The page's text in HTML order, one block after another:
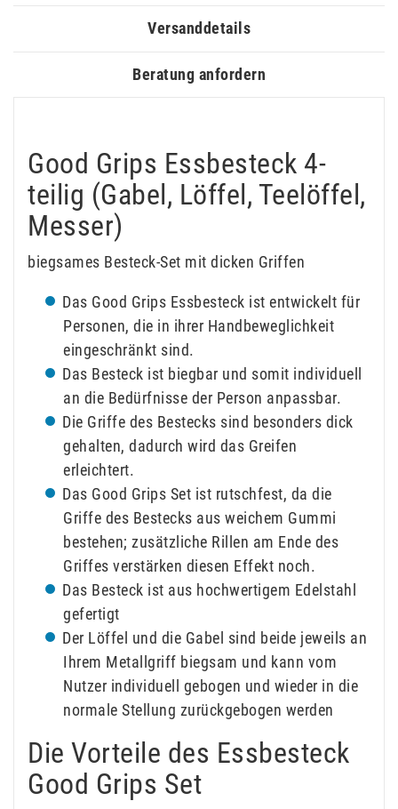
Versanddetails
Beratung anfordern
Good Grips Essbesteck 4-
teilig (Gabel, Löffel, Teelöffel,
Messer)
biegsames Besteck-Set mit dicken Griffen
Das Good Grips Essbesteck ist entwickelt für
Personen, die in ihrer Handbeweglichkeit
eingeschränkt sind.
Das Besteck ist biegbar und somit individuell
an die Bedürfnisse der Person anpassbar.
Die Griffe des Bestecks sind besonders dick
gehalten, dadurch wird das Greifen
erleichtert.
Das Good Grips Set ist rutschfest, da die
Griffe des Bestecks aus weichem Gummi
bestehen; zusätzliche Rillen am Ende des
Griffes verstärken diesen Effekt noch.
Das Besteck ist aus hochwertigem Edelstahl
gefertigt
Der Löffel und die Gabel sind beide jeweils an
Ihrem Metallgriff biegsam und kann vom
Nutzer individuell gebogen und wieder in die
normale Stellung zurückgebogen werden
Die Vorteile des Essbesteck
Good Grips Set